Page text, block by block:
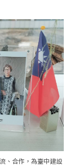
、合作，為臺中建設